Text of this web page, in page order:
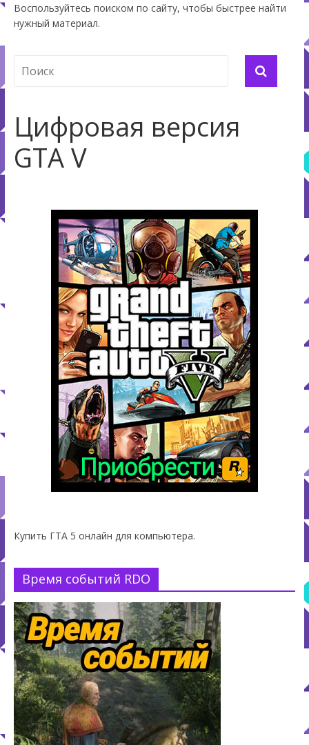
Воспользуйтесь поиском по сайту, чтобы быстрее найти
нужный материал.
Цифровая версия
GTA V
Купить ГТА 5 онлайн для компьютера.
Время событий RDO